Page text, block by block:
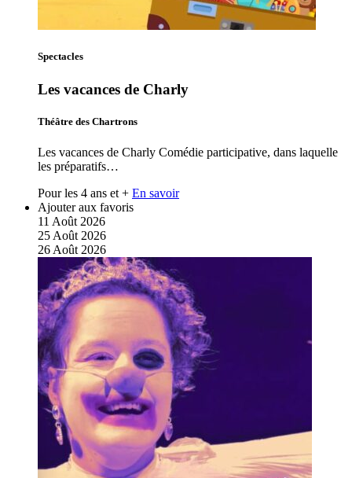
Spectacles
Les vacances de Charly
Théâtre des Chartrons
Les vacances de Charly Comédie participative, dans laquelle
les préparatifs…
Pour les 4 ans et + En savoir
Ajouter aux favoris
11 Août 2026
25 Août 2026
26 Août 2026